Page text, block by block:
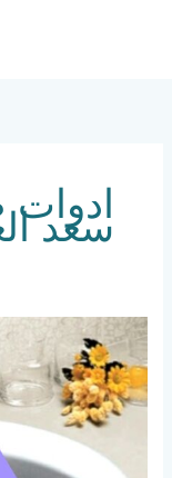
سعد
سباك
صحي
سعد
العبدالله
67630855